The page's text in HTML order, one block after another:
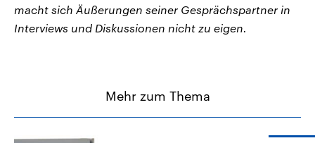
macht sich Äußerungen seiner Gesprächspartner in
Interviews und Diskussionen nicht zu eigen.
Mehr zum Thema